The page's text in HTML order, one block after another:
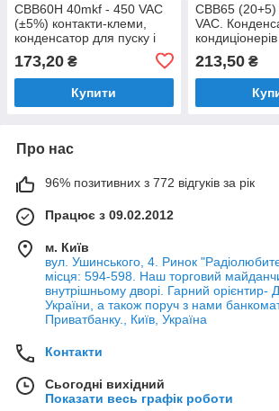
CBB60H 40mkf - 450 VAC
(±5%) контакти-клеми,
конденсатор для пуску і
173,20 ₴
Купити
CBB65
VAC.
mm)
213,50₴
Про нас
96% позитивних з 772 відгуків за рік
Працює з 09.02.2012
м. Київ
вул. Ушинського, 4. Ринок
місця: 594-598. Наш торговий
внутрішньому дворі. Гарний
України, а також поруч з нами
Приватбанку., Київ, Україна
Контакти
Сьогодні вихідний
Показати весь графік роботи